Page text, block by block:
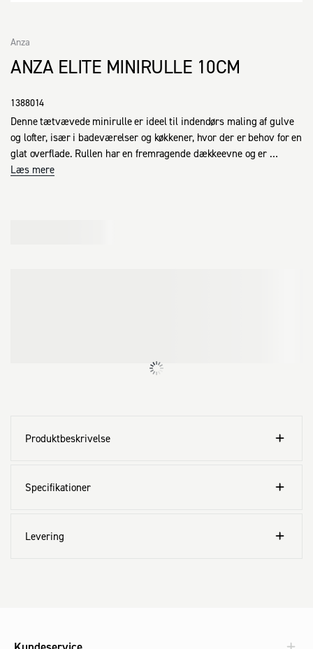
ANZA ELITE MINIRULLE 10CM
Anza
1388014
Denne tætvævede minirulle er ideel til indendørs maling af gulve
og lofter, især i badeværelser og køkkener, hvor der er behov for en
glat overflade. Rullen har en fremragende dækkeevne og er
velegnet til brug med matte farver.
Læs mere
Produktbeskrivelse
Specifikationer
Levering